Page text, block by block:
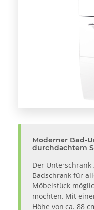
Moderner Bad-
durchdachtem
Der Unterschrank
Badschrank für
Möbelstück
möchten. Mit
Höhe von ca. 88